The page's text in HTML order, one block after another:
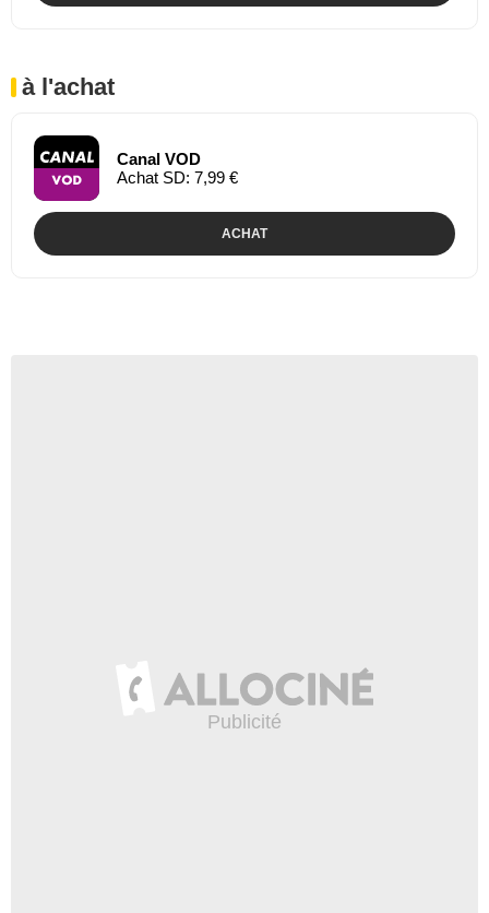
à l'achat
Canal VOD
Achat SD: 7,99 €
ACHAT